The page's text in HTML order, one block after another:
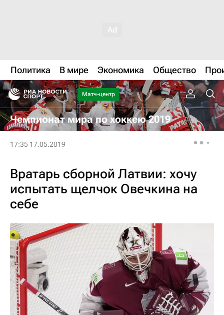
Политика В мире Экономика Общество
Матч-центр
Чемпионат мира по хоккею 2019
17:35 17.05.2019
Вратарь сборной Латвии: хочу
испытать щелчок Овечкина на
себе